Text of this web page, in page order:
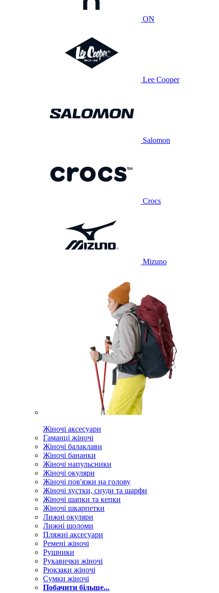
ON
Lee Cooper
Salomon
Crocs
Mizuno
Жіночі аксесуари
Гаманці жіночі
Жіночі балаклави
Жіночі бананки
Жіночі напульсники
Жіночі окуляри
Жіночі пов'язки на голову
Жіночі хустки, снуди та шарфи
Жіночі шапки та кепки
Жіночі шкарпетки
Лижні окуляри
Лижні шоломи
Пляжні аксесуари
Ремені жіночі
Рушники
Рукавички жіночі
Рюкзаки жіночі
Сумки жіночі
Побачити більше...